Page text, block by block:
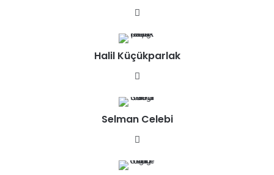
sit
esi
Halil Küçükparlak
sit
esi
Selman Celebi
sit